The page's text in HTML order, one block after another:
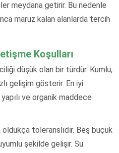
meydana getirir. Bu nedenle
maruz kalan alanlarda tercih
Koşulları
düşük olan bir türdür. Kumlu,
gelişim gösterir. En iyi
ve organik maddece
toleranslıdır. Beş buçuk
şekilde gelişir. Su